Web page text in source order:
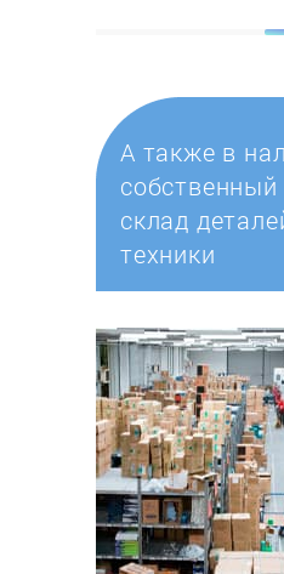
А также в
собственный
склад
техники